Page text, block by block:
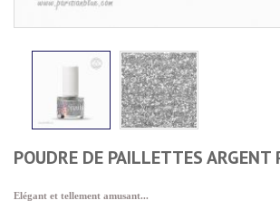
POUDRE DE PAILLETTES ARGENT
Elégant et tellement amusant...